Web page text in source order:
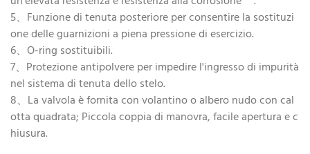
5、Funzione di tenuta posteriore per consentire la sostituzi
one delle guarnizioni a piena pressione di esercizio.
6、O-ring sostituibili.
7、Protezione antipolvere per impedire l'ingresso di impurità
nel sistema di tenuta dello stelo.
8、La valvola è fornita con volantino o albero nudo con cal
otta quadrata; Piccola coppia di manovra, facile apertura e c
hiusura.